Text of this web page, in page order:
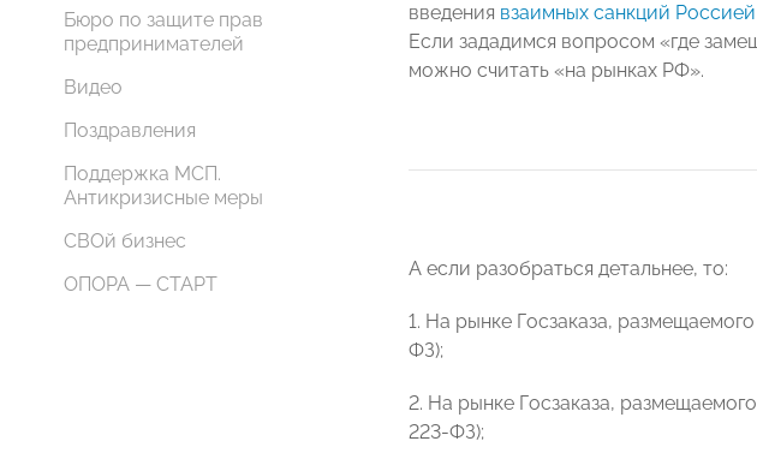
Бюро по защите прав
предпринимателей
Видео
Поздравления
Поддержка МСП.
Антикризисные меры
СВОй бизнес
ОПОРА — СТАРТ
введения взаимных санкций
Если зададимся вопросом «где
можно считать «на рынках РФ».
А если разобраться детальнее, то:
1. На рынке Госзаказа,
ФЗ);
2. На рынке Госзаказа,
223-ФЗ);